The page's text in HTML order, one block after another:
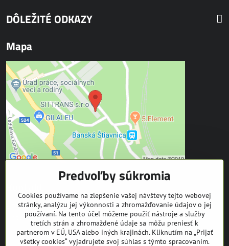
DÔLEŽITÉ ODKAZY
Mapa
SITTRANS s.r.o.
Trate Mládeže 1
969 01 Banská Štiavnica
tel: +421 905 608 936
Predvoľby súkromia
Cookies používame na zlepšenie vašej návštevy tejto webovej
stránky, analýzu jej výkonnosti a zhromažďovanie údajov o jej
používaní. Na tento účel môžeme použiť nástroje a služby
tretích strán a zhromaždené údaje sa môžu preniesť k
partnerom v EÚ, USA alebo iných krajinách. Kliknutím na „Prijať
všetky cookies“ vyjadrujete svoj súhlas s týmto spracovaním.